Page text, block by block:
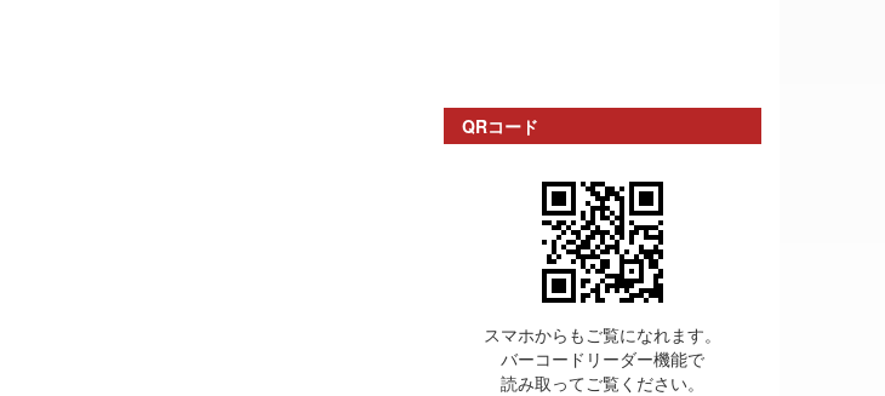
QRコード
スマホからもご覧になれます。
バーコードリーダー機能で
読み取ってご覧ください。